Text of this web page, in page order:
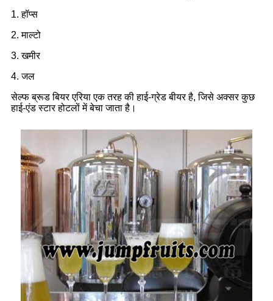
1. हॉप्स
2. माल्टो
3. खमीर
4. जल
सेल्फ ब्रूड बियर एरिया एक तरह की हाई-ग्रेड बीयर है, जिसे अक्सर कुछ
हाई-एंड स्टार होटलों में बेचा जाता है।